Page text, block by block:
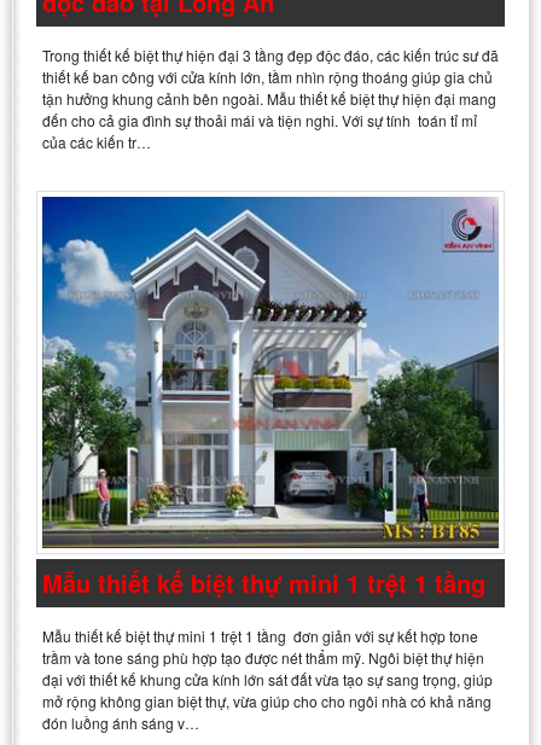
Trong thiết kế biệt thự hiện đại 3 tầng đẹp độc đáo, các kiến trúc sư đã
thiết kế ban công với cửa kính lớn, tầm nhìn rộng thoáng giúp gia chủ
tận hưởng khung cảnh bên ngoài. Mẫu thiết kế biệt thự hiện đại mang
đến cho cả gia đình sự thoải mái và tiện nghi. Với sự tính toán tỉ mỉ
của các kiến tr…
Mẫu thiết kế biệt thự mini 1 trệt 1 tầng
Mẫu thiết kế biệt thự mini 1 trệt 1 tầng đơn giản với sự kết hợp tone
trầm và tone sáng phù hợp tạo được nét thẩm mỹ. Ngôi biệt thự hiện
đại với thiết kế khung cửa kính lớn sát đất vừa tạo sự sang trọng, giúp
mở rộng không gian biệt thự, vừa giúp cho cho ngôi nhà có khả năng
đón luồng ánh sáng v…